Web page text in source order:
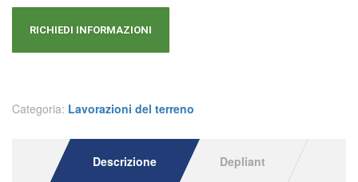
RICHIEDI INFORMAZIONI
Categoria: Lavorazioni del terreno
Descrizione Depliant